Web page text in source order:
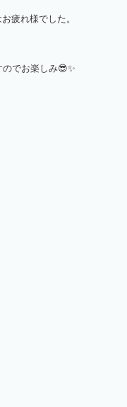
疲れ様でした。
でお楽しみ😎✨